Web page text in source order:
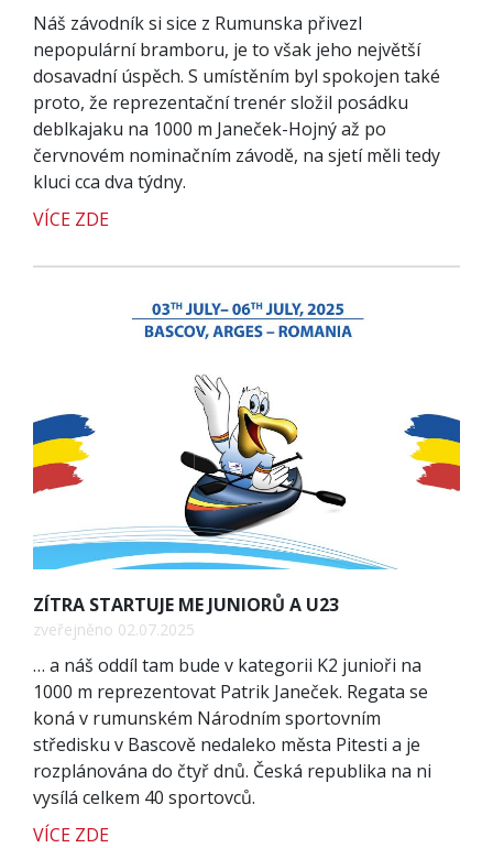
Náš závodník si sice z Rumunska přivezl
nepopulární bramboru, je to však jeho největší
dosavadní úspěch. S umístěním byl spokojen také
proto, že reprezentační trenér složil posádku
deblkajaku na 1000 m Janeček-Hojný až po
červnovém nominačním závodě, na sjetí měli tedy
kluci cca dva týdny.
VÍCE ZDE
ZÍTRA STARTUJE ME JUNIORŮ A U23
zveřejněno 02.07.2025
… a náš oddíl tam bude v kategorii K2 junioři na
1000 m reprezentovat Patrik Janeček. Regata se
koná v rumunském Národním sportovním
středisku v Bascově nedaleko města Pitesti a je
rozplánována do čtyř dnů. Česká republika na ni
vysílá celkem 40 sportovců.
VÍCE ZDE